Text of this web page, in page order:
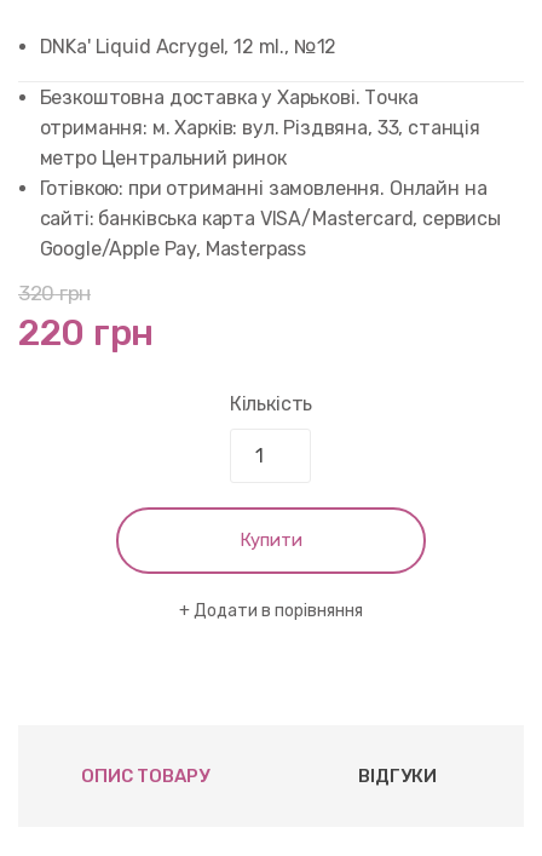
5.00 out of
5 based on
rating
DNKa' Liquid Acrygel, 12 ml., №12
Безкоштовна доставка у Харькові. Точка
отримання: м. Харків: вул. Різдвяна, 33, станція
метро Центральний ринок
Готівкою: при отриманні замовлення. Онлайн на
сайті: банківська карта VISA/Mastercard, сервисы
Google/Apple Pay, Masterpass
320грн
220 грн
Кількість
Купити
Додати в порівняння
ОПИС ТОВАРУ ВІДГУКИ